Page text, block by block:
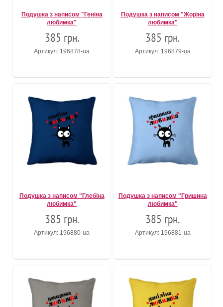
Подушка з написом "Геніна
любимка"
385 грн.
Артикул: 196878-ua
Подушка з написом "Жоріна
любимка"
385 грн.
Артикул: 196879-ua
Подушка з написом "Глебіна
любимка"
385 грн.
Артикул: 196880-ua
Подушка з написом "Гришина
любимка"
385 грн.
Артикул: 196881-ua